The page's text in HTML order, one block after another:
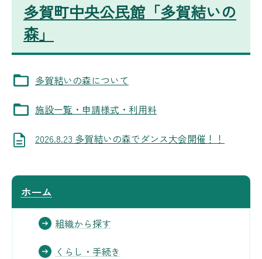
多賀町中央公民館「多賀結いの
森」
多賀結いの森について
施設一覧・申請様式・利用料
2026.8.23 多賀結いの森でダンス大会開催！！
ホーム
組織から探す
くらし・手続き